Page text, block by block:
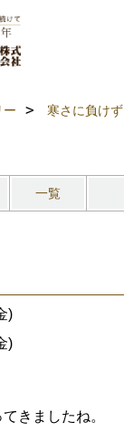
ー 寒さに負けず
一覧
)
)
きましたね。